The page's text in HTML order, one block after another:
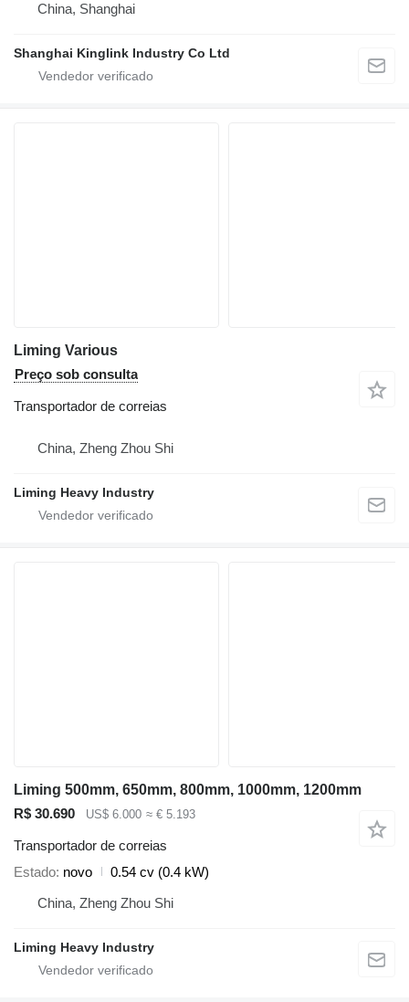
China, Shanghai
Shanghai Kinglink Industry Co Ltd
Liming Various
Preço sob consulta
Transportador de correias
China, Zheng Zhou Shi
Liming Heavy Industry
Liming 500mm, 650mm, 800mm, 1000mm, 1200mm
R$ 30.690
US$ 6.000 ≈ € 5.193
Transportador de correias
Estado novo
0.54 cv (0.4 kW)
China, Zheng Zhou Shi
Liming Heavy Industry